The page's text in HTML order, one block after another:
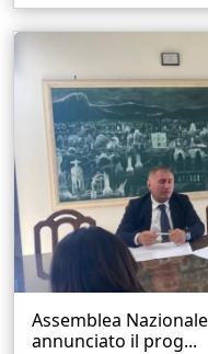
Assemblea
annunciato il prog...